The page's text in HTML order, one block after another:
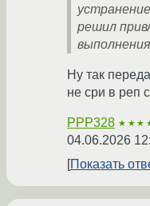
решил
Ну так
не сри в реп
PPP328
04.06.2026
Показать